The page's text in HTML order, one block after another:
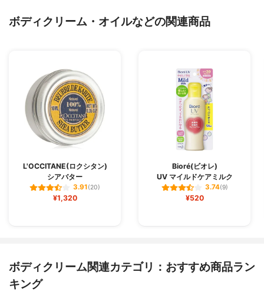
ボディクリーム・オイルなどの関連商品
L'OCCITANE(ロクシタン)
シアバター
3.91(20)
¥1,320
Bioré(ビオレ)
UV マイルドケアミルク
3.74(9)
¥520
ボディクリーム関連カテゴリ：おすすめ商品ラン
キング